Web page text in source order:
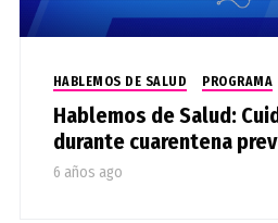
HABLEMOS DE SALUD PROGRAMA
Hablemos de Salud:
durante cuarentena
6 años ago